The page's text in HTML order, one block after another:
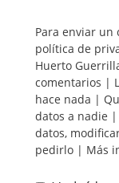
Para enviar un
política de
Huerto
comentarios |
hace nada |
datos a nadie |
datos,
pedirlo | Más